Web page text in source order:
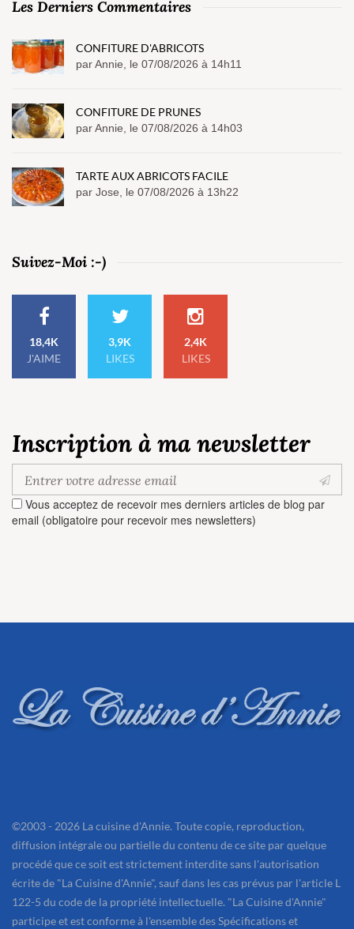
Les Derniers Commentaires
CONFITURE D'ABRICOTS
par Annie, le 07/08/2026 à 14h11
CONFITURE DE PRUNES
par Annie, le 07/08/2026 à 14h03
TARTE AUX ABRICOTS FACILE
par Jose, le 07/08/2026 à 13h22
Suivez-Moi :-)
18,4K
J'AIME
3,9K
LIKES
2,4K
LIKES
Inscription à ma newsletter
Vous acceptez de recevoir mes derniers articles de blog par
email (obligatoire pour recevoir mes newsletters)
©2003 - 2026 La cuisine d'Annie. Toute copie, reproduction,
diffusion intégrale ou partielle du contenu de ce site par quelque
procédé que ce soit est strictement interdite sans l'autorisation
écrite de "La Cuisine d'Annie", sauf dans les cas prévus par l'article L
122-5 du code de la propriété intellectuelle. "La Cuisine d'Annie"
participe et est conforme à l'ensemble des Spécifications et